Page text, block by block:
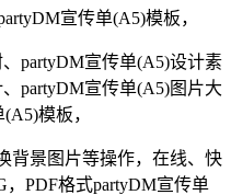
DM宣传单(A5)模板，
partyDM宣传单(A5)设计素
partyDM宣传单(A5)图片大
(A5)模板，
背景图片等操作，在线、快
，PDF格式partyDM宣传单